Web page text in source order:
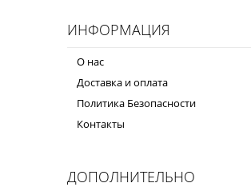
ИНФОРМАЦИЯ
О нас
Доставка и оплата
Политика Безопасности
Контакты
ДОПОЛНИТЕЛЬНО